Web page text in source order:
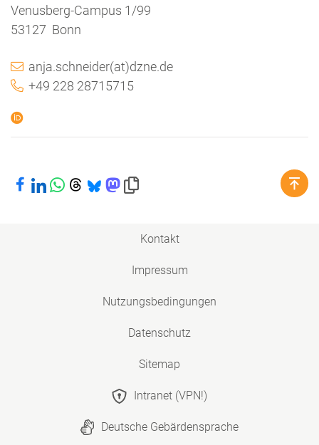
Venusberg-Campus 1/99
53127 Bonn
anja.schneider(at)dzne.de
+49 228 28715715
Bei Facebook teilen
Bei LinkedIn teilen
Bei WhatsApp teilen
Bei Threads teilen
Bei Bluesky teilen
Bei Mastodon teilen
Link in die Zwischenablage kopieren
Kontakt
Impressum
Nutzungsbedingungen
Datenschutz
Sitemap
Intranet (VPN!)
Deutsche Gebärdensprache